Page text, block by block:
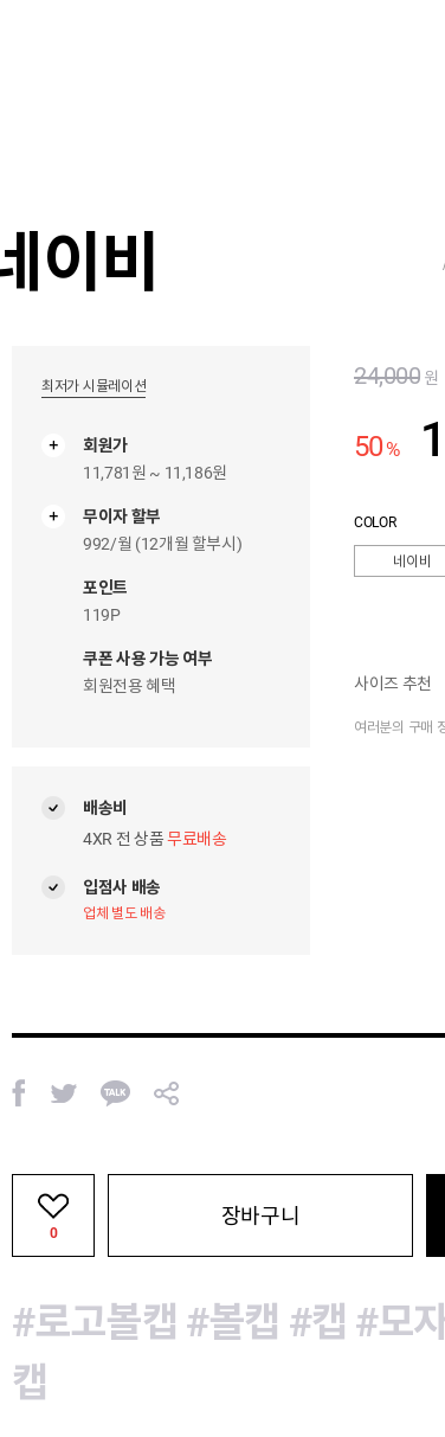
비
최저가 시뮬레이션
회원가
11,781원 ~ 11,186원
무
무이자 할부
992/월 (12개월 할부시)
포인트
119P
쿠폰 사용 가능 여부
회원전용 혜택
배송비
4XR 전 상품무료배송
입점사 배송
업체 별도 배송
24,000 원
50%
COLOR
네이비
사이즈 추천
여러분의 구매
페
이
트
위
카
카
공
유
장바구니
0
#로고볼캡 #볼캡 #캡 #모
캡